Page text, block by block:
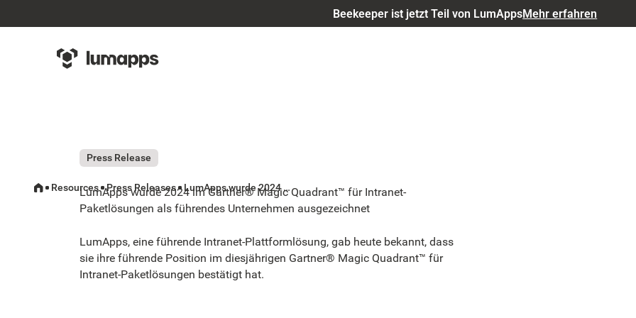
Beekeeper ist jetzt Teil von LumAppsMehr erfahren
Press Release
LumApps wurde 2024 im Gartner® Magic Quadrant™ für Intranet-
Paketlösungen als führendes Unternehmen ausgezeichnet
LumApps, eine führende Intranet-Plattformlösung, gab heute bekannt, dass
sie ihre führende Position im diesjährigen Gartner® Magic Quadrant™ für
Intranet-Paketlösungen bestätigt hat.
Resources Press Releases LumApps wurde 2024 im Gartner® Magic Quadrant™ für Intranet-Paketlösungen als führendes Unternehmen ausgezeichnet